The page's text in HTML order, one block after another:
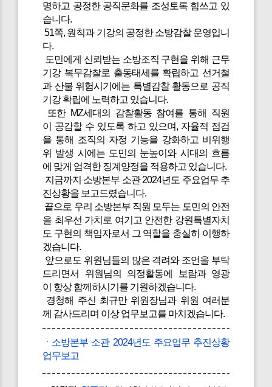
명하고 공정한 공직문화를 조성토록 힘쓰고 있
습니다.
51쪽, 원칙과 기강의 공정한 소방감찰 운영입니
다.
도민에게 신뢰받는 소방조직 구현을 위해 근무
기강 복무감찰로 출동태세를 확립하고 선거철
과 산불 위험시기에는 특별감찰 활동으로 공직
기강 확립에 노력하고 있습니다.
또한 MZ세대의 감찰활동 참여를 통해 직원
이 공감할 수 있도록 하고 있으며, 자율적 점검
을 통해 조직의 자정 기능을 강화하고 비위행
위 발생 시에는 도민의 눈높이와 시대의 흐름
에 맞게 엄격한 징계양정을 적용하고 있습니다.
지금까지 소방본부 소관 2024년도 주요업무 추
진상황을 보고드렸습니다.
끝으로 우리 소방본부 직원 모두는 도민의 안전
을 최우선 가치로 여기고 안전한 강원특별자치
도 구현의 책임자로서 그 역할을 충실히 이행하
겠습니다.
앞으로도 위원님들의 많은 격려와 조언을 부탁
드리면서 위원님의 의정활동에 보람과 영광
이 항상 함께하시기를 기원하겠습니다.
경청해 주신 최규만 위원장님과 위원 여러분
께 감사드리며 이상 업무보고를 마치겠습니다.
ㆍ소방본부 소관 2024년도 주요업무 추진상황
업무보고